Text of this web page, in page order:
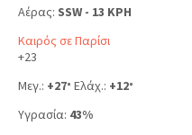
Αέρας: SSW - 13 KPH
Καιρός σε Παρίσι
+23
Μεγ.: +27° Ελάχ.: +12°
Υγρασία: 43%